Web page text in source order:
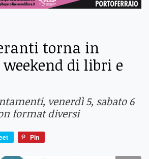
torna in
di libri e
venerdì 5, sabato 6
format diversi
Pin